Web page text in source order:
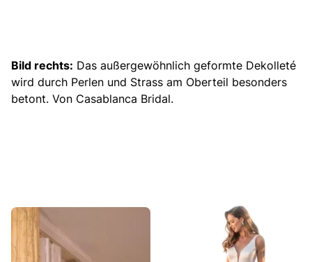
Bild rechts: Das außergewöhnlich geformte Dekolleté
wird durch Perlen und Strass am Oberteil besonders
betont. Von Casablanca Bridal.